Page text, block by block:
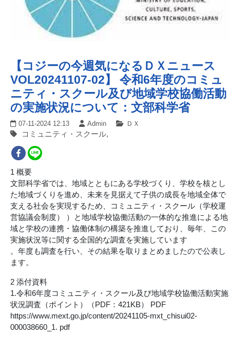
【コジーの今週気になるＤＸニュース
VOL20241107-02】 令和6年度のコミュ
ニティ・スクール及び地域学校協働活動
の実施状況について：文部科学省
07-11-2024 12:13 Admin ＤＸ
コミュニティ・スクール,
1 概要
文部科学省では、地域とともにある学校づくり、学校を核とし
た地域づくりを進め、未来を見据えて子供の成長を地域全体で
支える社会を実現するため、コミュニティ・スクール（学校運
営協議会制度） ）と地域学校協働活動の一体的な推進による地
域と学校の連携・協働体制の構築を推進しており、毎年、この
実施状況等に関する全国的な調査を実施しています
。年度も調査を行い、その結果を取りまとめましたので公表し
ます。
2 添付資料
1.令和6年度コミュニティ・スクール及び地域学校協働活動実施
状況調査（ポイント）（PDF：421KB） PDF
https://www.mext.go.jp/content/20241105-mxt_chisui02-
000038660_1. pdf